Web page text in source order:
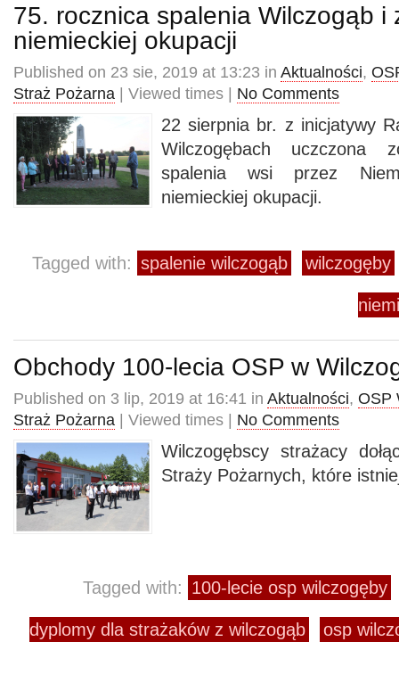
75. rocznica spalenia Wilczogąb i
niemieckiej okupacji
Published on 23 sie, 2019 at 13:23 in Aktualności,
Straż Pożarna | Viewed times | No Comments
22 sierpnia br. z inicjatywy
Wilczogębach uczczona
spalenia wsi przez
niemieckiej okupacji.
Tagged with: spalenie wilczogąb wilczogęby
Obchody 100-lecia OSP w
Published on 3 lip, 2019 at 16:41 in Aktualności, OSP
Straż Pożarna | Viewed times | No Comments
Wilczogębscy strażacy
Straży Pożarnych, które
Tagged with: 100-lecie osp wilczogęby
dyplomy dla strażaków z wilczogąb osp